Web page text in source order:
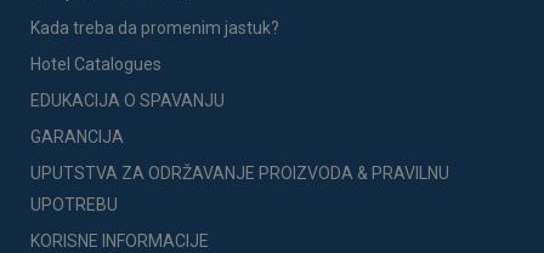
Kada treba da promenim jastuk?
Hotel Catalogues
EDUKACIJA O SPAVANJU
GARANCIJA
UPUTSTVA ZA ODRŽAVANJE PROIZVODA & PRAVILNU
UPOTREBU
KORISNE INFORMACIJE